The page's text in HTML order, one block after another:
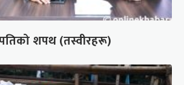
शपथ (तस्वीरहरू)